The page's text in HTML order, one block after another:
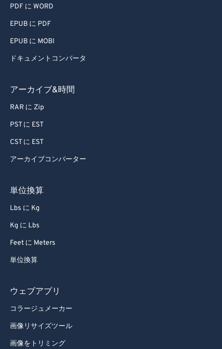
PDF に WORD
EPUB に PDF
EPUB に MOBI
ドキュメントコンバータ
アーカイブ&時間
RAR に Zip
PST に EST
CST に EST
アーカイブコンバーター
単位換算
Lbs に Kg
Kg に Lbs
Feet に Meters
単位換算
ウェブアプリ
コラージュメーカー
画像リサイズツール
画像をトリミング